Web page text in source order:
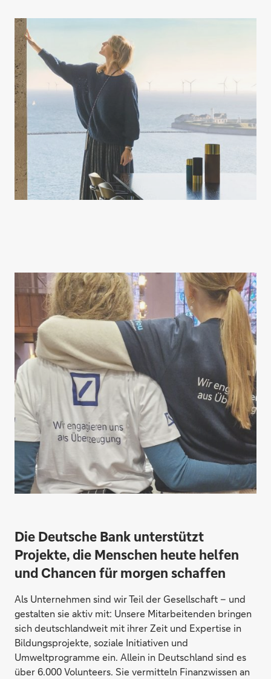
Die Deutsche Bank unterstützt
Projekte, die Menschen heute helfen
und Chancen für morgen schaffen
Als Unternehmen sind wir Teil der Gesellschaft – und
gestalten sie aktiv mit: Unsere Mitarbeitenden bringen
sich deutschlandweit mit ihrer Zeit und Expertise in
Bildungsprojekte, soziale Initiativen und
Umweltprogramme ein. Allein in Deutschland sind es
über 6.000 Volunteers. Sie vermitteln Finanzwissen an